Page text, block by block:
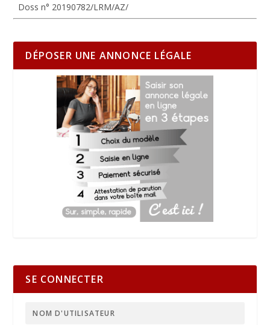
Doss n° 20190782/LRM/AZ/
DÉPOSER UNE ANNONCE LÉGALE
SE CONNECTER